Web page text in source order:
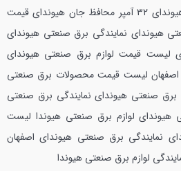
هیوندای ۲۵ آمپر محافظ جان هیوندای ۳۲ آمپر محافظ جان هیوندای قیمت
هیوندای نمایندگی برق صنعتی هیوندای
لیست قیمت لوازم برق صنعتی هیوندای
اصفهان لیست قیمت محصولات برق صنعتی
صنعتی هیوندای نمایندگی برق صنعتی
لوازم برق صنعتی هیوندا لیست
نمایندگی برق صنعتی هیوندای اصفهان
لوازم برق صنعتی هیوندا